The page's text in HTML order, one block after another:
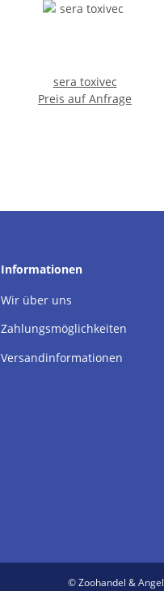
sera toxivec
Preis auf Anfrage
Informationen
Wir über uns
Zahlungsmöglichkeiten
Versandinformationen
© Zoohandel &